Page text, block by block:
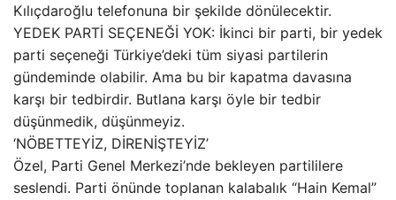
Kılıçdaroğlu telefonuna bir şekilde dönülecektir.
YEDEK PARTİ SEÇENEĞİ YOK: İkinci bir parti, bir yedek
parti seçeneği Türkiye’deki tüm siyasi partilerin
gündeminde olabilir. Ama bu bir kapatma davasına
karşı bir tedbirdir. Butlana karşı öyle bir tedbir
düşünmedik, düşünmeyiz.
‘NÖBETTEYİZ, DİRENİŞTEYİZ’
Özel, Parti Genel Merkezi’nde bekleyen partililere
seslendi. Parti önünde toplanan kalabalık “Hain Kemal”